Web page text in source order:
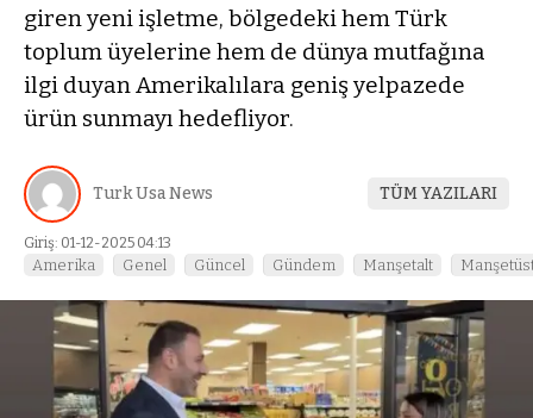
giren yeni işletme, bölgedeki hem Türk
toplum üyelerine hem de dünya mutfağına
ilgi duyan Amerikalılara geniş yelpazede
ürün sunmayı hedefliyor.
Turk Usa News TÜM YAZILARI
Giriş: 01-12-2025 04:13
Amerika Genel Güncel Gündem Manşetalt